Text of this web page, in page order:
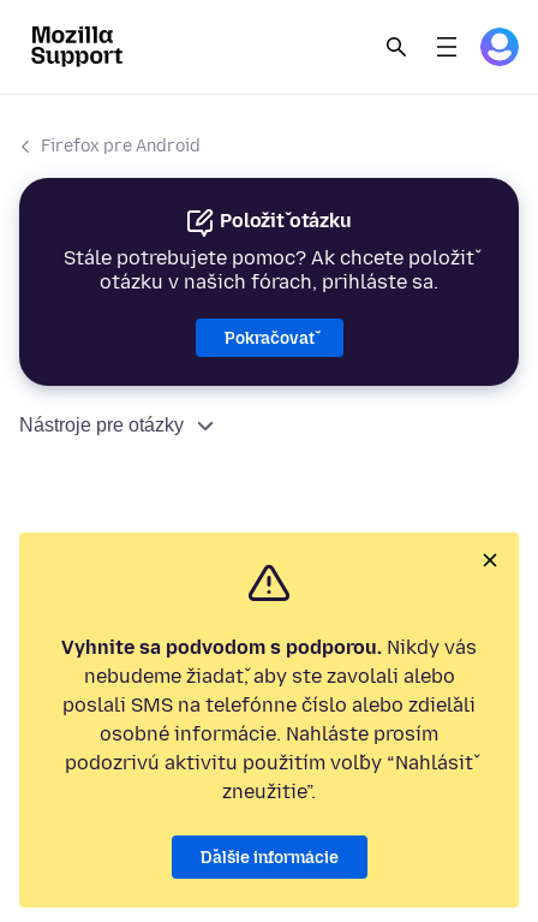
Firefox pre Android
Položiť otázku
Stále potrebujete pomoc? Ak chcete položiť
otázku v našich fórach, prihláste sa.
Pokračovať
Nástroje pre otázky
Vyhnite sa podvodom s podporou. Nikdy vás
nebudeme žiadať, aby ste zavolali alebo
poslali SMS na telefónne číslo alebo zdieľali
osobné informácie. Nahláste prosím
podozrivú aktivitu použitím voľby “Nahlásiť
zneužitie”.
Ďalšie informácie